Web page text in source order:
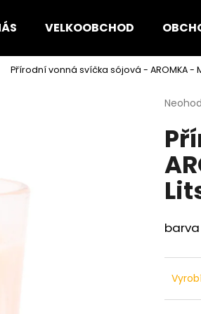
VELKOOBCHOD
Přírodní vonná svíčka sójová - AROMKA -
produktu
je
0,0
z
5
barva
Co potřebujete najít?